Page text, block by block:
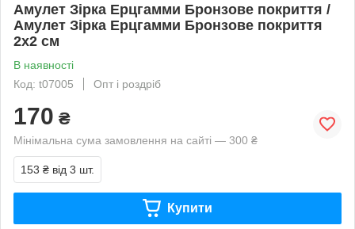
Амулет Зірка Ерцгамми Бронзове покриття /
Амулет Зірка Ерцгамми Бронзове покриття
2x2 см
В наявності
Код: t07005
Опт і роздріб
170 ₴
Мінімальна сума замовлення на сайті — 300 ₴
153 ₴ від 3 шт.
Купити